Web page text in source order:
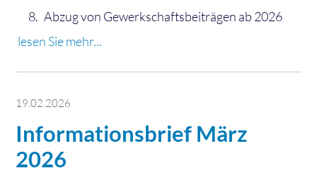
Abzug von Gewerkschaftsbeiträgen ab 2026
lesen Sie mehr...
19.02.2026
Informationsbrief März
2026